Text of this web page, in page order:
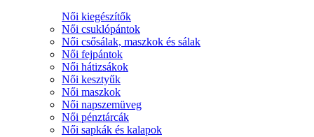
Női kiegészítők
Női csuklópántok
Női csősálak, maszkok és sálak
Női fejpántok
Női hátizsákok
Női kesztyűk
Női maszkok
Női napszemüveg
Női pénztárcák
Női sapkák és kalapok